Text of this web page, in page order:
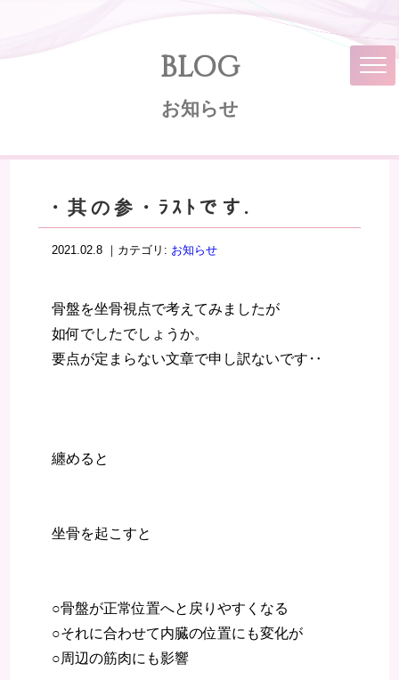
BLOG
お知らせ
・其の参・ﾗｽﾄです.
2021.02.8 ｜カテゴリ: お知らせ
骨盤を坐骨視点で考えてみましたが
如何でしたでしょうか。
要点が定まらない文章で申し訳ないです‥
纏めると
坐骨を起こすと
○骨盤が正常位置へと戻りやすくなる
○それに合わせて内臓の位置にも変化が
○周辺の筋肉にも影響